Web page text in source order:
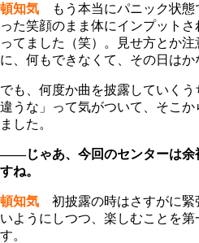
頓知気 もう本当にパニック状態
った笑顔のまま体にインプット
ってました（笑）。見せ方とか
に、何もできなくて、その日はか
でも、何度か曲を披露していく
違うな」って気がついて、そこ
ました。
――じゃあ、今回のセンターは余
すね。
頓知気 初披露の時はさすがに緊
いようにしつつ、楽しむことを
す。